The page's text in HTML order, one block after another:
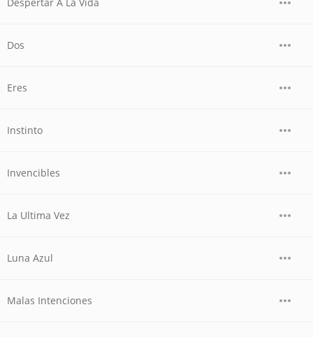
Dos
Eres
Instinto
Invencibles
La Ultima Vez
Luna Azul
Malas Intenciones